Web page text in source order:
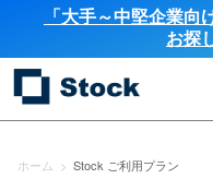
「大手～中堅企業
お探
ホーム > Stock ご利用プラン